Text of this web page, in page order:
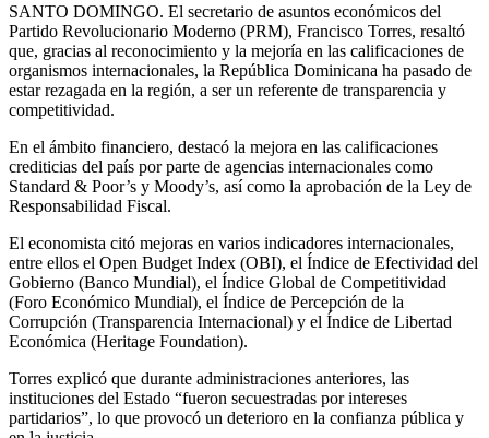
SANTO DOMINGO. El secretario de asuntos económicos del
Partido Revolucionario Moderno (PRM), Francisco Torres, resaltó
que, gracias al reconocimiento y la mejoría en las calificaciones de
organismos internacionales, la República Dominicana ha pasado de
estar rezagada en la región, a ser un referente de transparencia y
competitividad.
En el ámbito financiero, destacó la mejora en las calificaciones
crediticias del país por parte de agencias internacionales como
Standard & Poor’s y Moody’s, así como la aprobación de la Ley de
Responsabilidad Fiscal.
El economista citó mejoras en varios indicadores internacionales,
entre ellos el Open Budget Index (OBI), el Índice de Efectividad del
Gobierno (Banco Mundial), el Índice Global de Competitividad
(Foro Económico Mundial), el Índice de Percepción de la
Corrupción (Transparencia Internacional) y el Índice de Libertad
Económica (Heritage Foundation).
Torres explicó que durante administraciones anteriores, las
instituciones del Estado “fueron secuestradas por intereses
partidarios”, lo que provocó un deterioro en la confianza pública y